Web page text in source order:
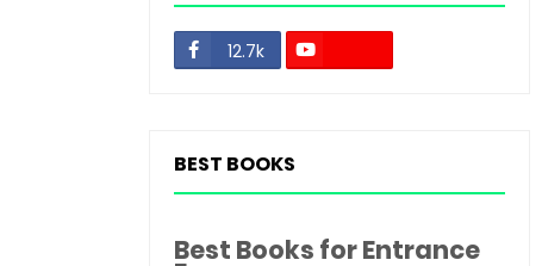
12.7k
BEST BOOKS
Best Books for Entrance